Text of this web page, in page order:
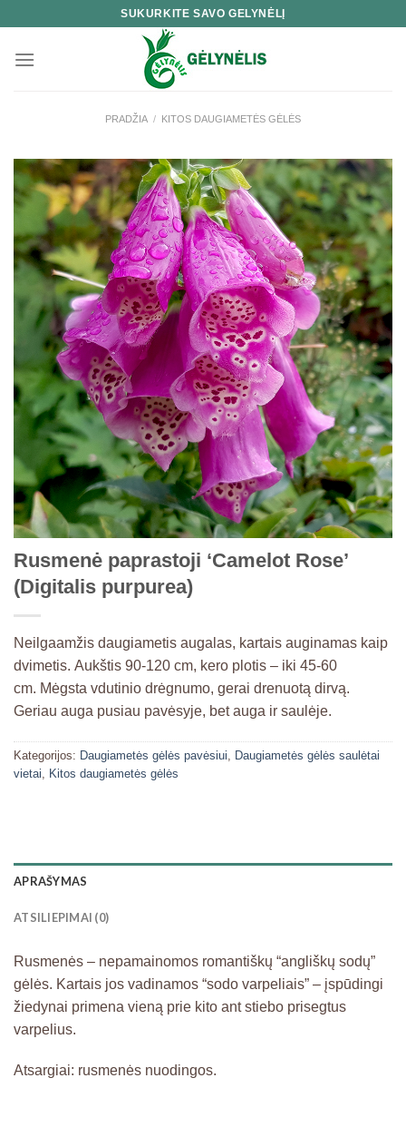
content
SUKURKITE SAVO GELYNĖLĮ
PRADŽIA / KITOS DAUGIAMETĖS GĖLĖS
Rusmenė paprastoji ‘Camelot Rose’
(Digitalis purpurea)
Neilgaamžis daugiametis augalas, kartais auginamas kaip
dvimetis. Aukštis 90-120 cm, kero plotis – iki 45-60
cm. Mėgsta vdutinio drėgnumo, gerai drenuotą dirvą.
Geriau auga pusiau pavėsyje, bet auga ir saulėje.
Kategorijos: Daugiametės gėlės pavėsiui
Daugiametės gėlės saulėtai
vietai
Kitos daugiametės gėlės
APRAŠYMAS
ATSILIEPIMAI (0)
Rusmenės – nepamainomos romantiškų “angliškų sodų”
gėlės. Kartais jos vadinamos “sodo varpeliais” – įspūdingi
žiedynai primena vieną prie kito ant stiebo prisegtus
varpelius.
Atsargiai: rusmenės nuodingos.